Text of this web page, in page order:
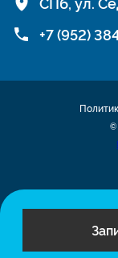
+7 (952)
©